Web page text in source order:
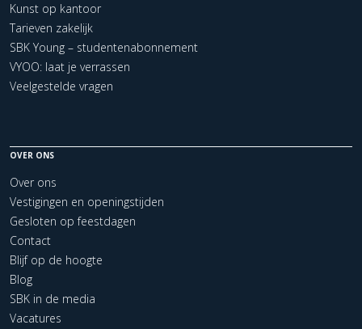
Kerncollectie
1 items. Pagina: 1
Kunst op kantoor
Tarieven zakelijk
SBK Young – studentenabonnement
VYOO: laat je verrassen
Veelgestelde vragen
OVER ONS
Over ons
Vestigingen en openingstijden
Gesloten op feestdagen
Contact
Blijf op de hoogte
Blog
SBK in de media
Vacatures